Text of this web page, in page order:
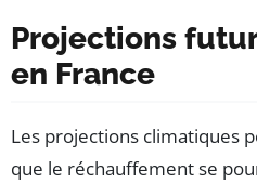
Projections
en France
Les projections climatiques
que le réchauffement se